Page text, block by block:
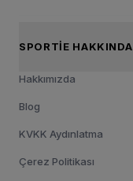
SPORTIE HAKKINDA
Hakkımızda
Blog
KVKK Aydınlatma
Çerez Politikası